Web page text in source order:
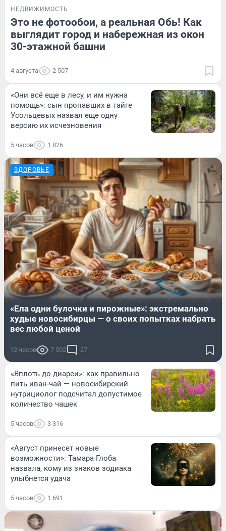
НЕДВИЖИМОСТЬ
Это не фотообои, а реальная Обь! Как
выглядит город и набережная из окон
30-этажной башни
4 августа 2 507
«Они всё еще в лесу, и им нужна
помощь»: сын пропавших в тайге
Усольцевых назвал еще одну
версию их исчезновения
5 часов 1 826
ЗДОРОВЬЕ
«Ела одни булочки и пирожные»: экстремально
худые новосибирцы — о своих попытках набрать
вес любой ценой
12 часов 7 502 27
«Вплоть до диареи»: как правильно
пить иван-чай — новосибирский
нутрициолог подсчитал допустимое
количество чашек
5 часов 3 316
«Август принесет новые
возможности»: Тамара Глоба
назвала, кому из знаков зодиака
улыбнется удача
5 часов 1 691